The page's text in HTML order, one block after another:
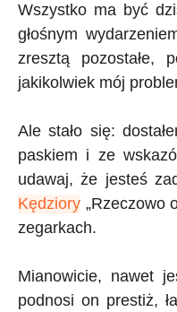
Wszystko ma być
głośnym
zresztą pozostałe,
jakikolwiek mój
Ale stało się:
paskiem i ze
udawaj, że jesteś
Kędziory „Rzeczowo
zegarkach.
Mianowicie, nawet
podnosi on prestiż,